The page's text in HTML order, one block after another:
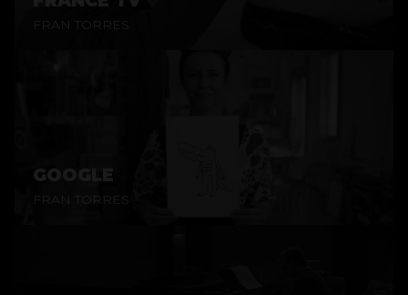
FRAN TORRES
GOOGLE
FRAN TORRES